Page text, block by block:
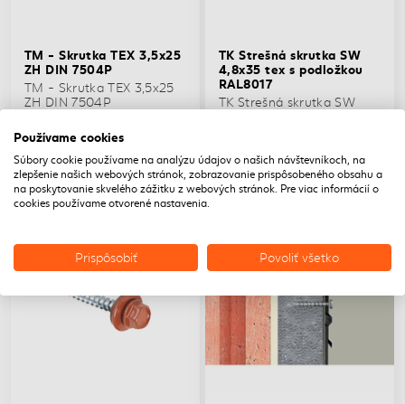
TM - Skrutka TEX 3,5x25
ZH DIN 7504P
TM - Skrutka TEX 3,5x25
ZH DIN 7504P
0,03€/ks Skladom
TK Strešná skrutka SW
4,8x35 tex s podložkou
RAL8017
TK Strešná skrutka SW
0,10€/ks Skladom
DOPRAVA ZADARMO
Používame cookies
Súbory cookie používame na analýzu údajov o našich návštevníkoch, na
zlepšenie našich webových stránok, zobrazovanie prispôsobeného obsahu a
na poskytovanie skvelého zážitku z webových stránok. Pre viac informácií o
cookies používame otvorené nastavenia.
Prispôsobiť Povoliť všetko